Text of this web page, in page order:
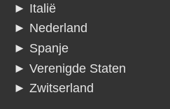
► Italië
► Nederland
► Spanje
► Verenigde Staten
► Zwitserland